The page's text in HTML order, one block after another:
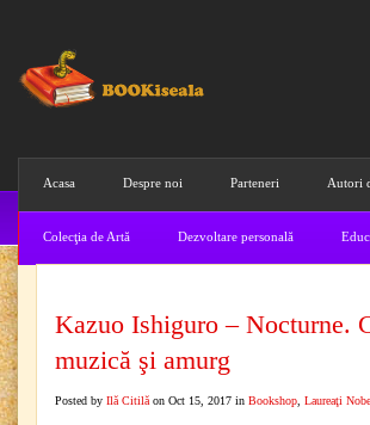
Acasa Despre noi Parteneri Autori
Colecţia de Artă Dezvoltare personală
Kazuo Ishiguro – Nocturne.
muzică şi amurg
Posted by Ilă Citilă on Oct 15, 2017 in Bookshop Laureaţi